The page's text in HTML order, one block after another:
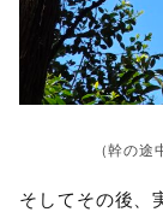
（幹の
そしてその後、